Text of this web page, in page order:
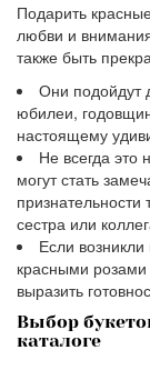
Подарить
любви и
также быть
Они подойдут
юбилеи,
настоящему
Не всегда это
могут стать
сестра или
Если
красными розами
выразить
Выбор
каталоге